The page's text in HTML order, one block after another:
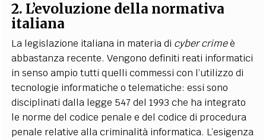
2. L’evoluzione della normativa
italiana
La legislazione italiana in materia di cyber crimeè
abbastanza recente. Vengono definiti reati informatici
in senso ampio tutti quelli commessi con l’utilizzo di
tecnologie informatiche o telematiche: essi sono
disciplinati dalla legge 547 del 1993 che ha integrato
le norme del codice penale e del codice di procedura
penale relative alla criminalità informatica. L’esigenza